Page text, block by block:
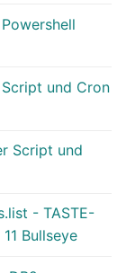
und Cron
Script und
- TASTE-
Bullseye